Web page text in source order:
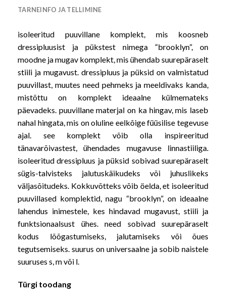
TARNEINFO JA TELLIMINE
isoleeritud puuvillane komplekt, mis koosneb
dressipluusist ja pükstest nimega “brooklyn”, on
moodne ja mugav komplekt, mis ühendab suurepäraselt
stiili ja mugavust. dressipluus ja püksid on valmistatud
puuvillast, muutes need pehmeks ja meeldivaks kanda,
mistõttu on komplekt ideaalne külmemateks
päevadeks. puuvillane materjal on ka hingav, mis laseb
nahal hingata, mis on oluline eelkõige füüsilise tegevuse
ajal. see komplekt võib olla inspireeritud
tänavarõivastest, ühendades mugavuse linnastiiliga.
isoleeritud dressipluus ja püksid sobivad suurepäraselt
sügis-talvisteks jalutuskäikudeks või juhuslikeks
väljasõitudeks. Kokkuvõtteks võib öelda, et isoleeritud
puuvillased komplektid, nagu “brooklyn”, on ideaalne
lahendus inimestele, kes hindavad mugavust, stiili ja
funktsionaalsust ühes. need sobivad suurepäraselt
kodus lõõgastumiseks, jalutamiseks või õues
tegutsemiseks. suurus on universaalne ja sobib naistele
suuruses s, m või l.
Türgi toodang